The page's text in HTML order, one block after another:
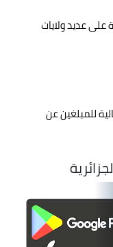
عديد ولايات
للمبلغين عن